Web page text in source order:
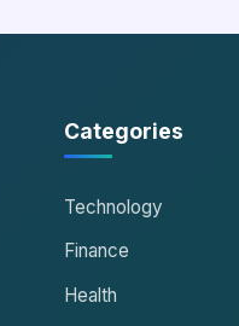
Categories
Technology
Finance
Health